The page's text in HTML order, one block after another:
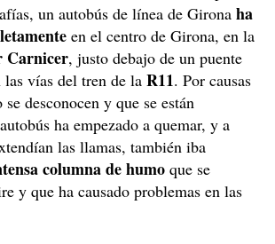
un autobús de línea de Girona ha
en el centro de Girona, en la
Carnicer, justo debajo de un puente
las vías del tren de la R11. Por causas
desconocen y que se están
ha empezado a quemar, y a
las llamas, también iba
columna de humo que se
y que ha causado problemas en las